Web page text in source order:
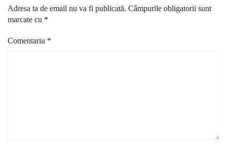
Adresa ta de email nu va fi publicată. Câmpurile obligatorii sunt
marcate cu *
Comentariu *